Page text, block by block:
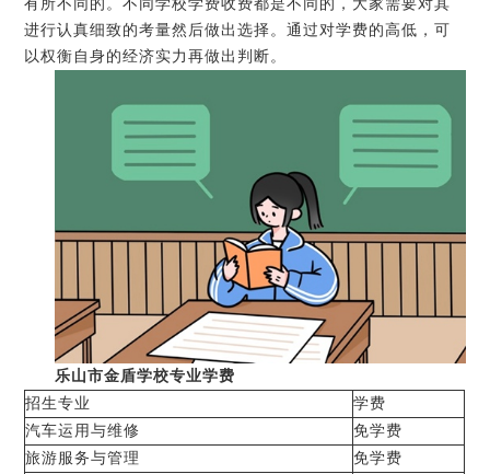
有所不同的。不同学校学费收费都是不同的，大家需要对其
进行认真细致的考量然后做出选择。通过对学费的高低，可
以权衡自身的经济实力再做出判断。
乐山市金盾学校专业学费
招生专业
学费
汽车运用与维修
免学费
旅游服务与管理
免学费